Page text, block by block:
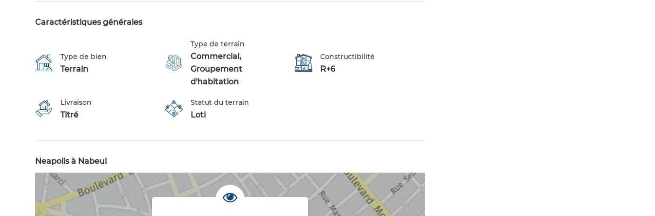
Caractéristiques générales
Type de bien
Terrain
Type de terrain
Commercial,
Groupement
d'habitation
Constructibilité
R+6
Livraison
Titré
Statut du terrain
Loti
Neapolis à Nabeul